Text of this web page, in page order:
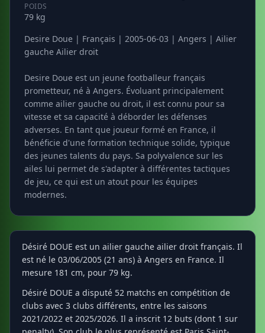
POIDS
79 kg
Desire Doue | Français | 2005-06-03 | Angers | Ailier
gauche Ailier droit
Desire Doue est un jeune footballeur français
prometteur, né à Angers. Évoluant principalement
comme ailier gauche ou droit, il est connu pour sa
vitesse et sa capacité à déborder les défenses
adverses. En tant que joueur formé en France, il
bénéficie d'une formation technique solide, typique
des jeunes talents du pays. Sa polyvalence sur les
ailes lui permet de s'adapter à différentes tactiques
de jeu, ce qui est un atout pour les équipes
modernes.
Désiré DOUE est un ailier gauche ailier droit français. Il
est né le 03/06/2005 (21 ans) à Angers en France. Il
mesure 181 cm, pour 79 kg.
Désiré DOUE a disputé 52 matchs en compétition de
clubs avec 3 clubs différents, entre les saisons
2021/2022 et 2025/2026. Il a inscrit 12 buts (dont 1 sur